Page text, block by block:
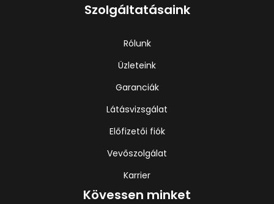
Szolgáltatásaink
Rólunk
Üzleteink
Garanciák
Látásvizsgálat
Előfizetői fiók
Vevőszolgálat
Karrier
Kövessen minket